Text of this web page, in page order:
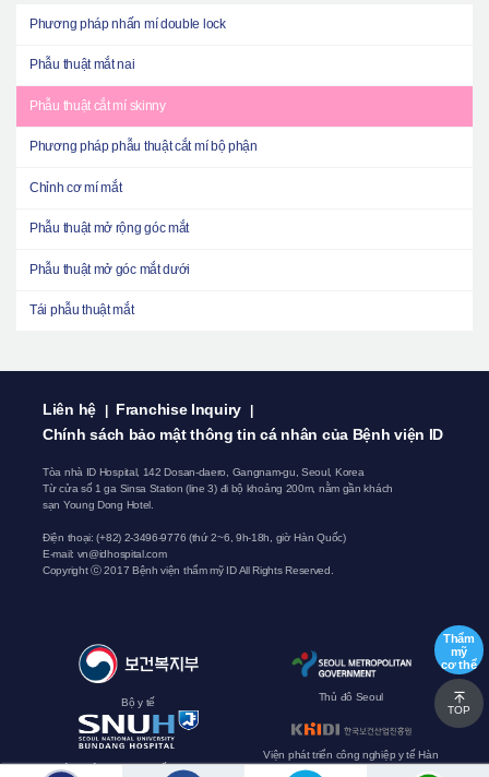
Phương pháp nhấn mí double lock
Phẫu thuật mắt nai
Phẫu thuật cắt mí skinny
Phương pháp phẫu thuật cắt mí bộ phận
Chỉnh cơ mí mắt
Phẫu thuật mở rộng góc mắt
Phẫu thuật mở góc mắt dưới
Tái phẫu thuật mắt
Liên hệ Franchise Inquiry
Chính sách bảo mật thông tin cá nhân của Bệnh viện ID
Tòa nhà ID Hospital, 142 Dosan-daero, Gangnam-gu, Seoul, Korea
Từ cửa số 1 ga Sinsa Station (line 3) đi bộ khoảng 200m, nằm gần khách
sạn Young Dong Hotel.
Điện thoại: (+82) 2-3496-9776 (thứ 2~6, 9h-18h, giờ Hàn Quốc)
E-mail: vn@idhospital.com
Copyright ⓒ 2017 Bệnh viện thẩm mỹ ID All Rights Reserved.
Bộ y tế Thủ đô Seoul
Bệnh viện Đại học Quốc gia Seoul
Viện phát triển công nghiệp y tế Hàn
Thẩm
mỹ
cơ thể
TOP